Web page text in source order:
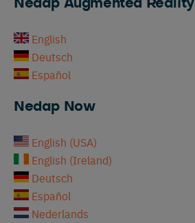
Nedap Augmented Reality
English
Deutsch
Español
Nedap Now
English (USA)
English (Ireland)
Deutsch
Español
Nederlands